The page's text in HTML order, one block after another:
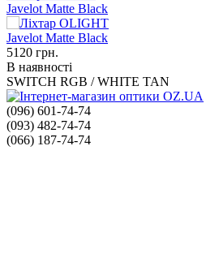
Javelot Matte Black
5120 грн.
В наявності
SWITCH RGB / WHITE TAN
(096) 601-74-74
(093) 482-74-74
(066) 187-74-74